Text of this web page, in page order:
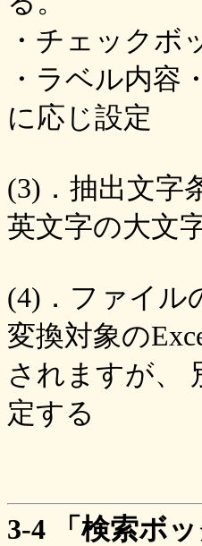
・チェックボ
・ラベル内容
に応じ設定
(3)．抽出文字
英文字の大文
(4)．ファイル
変換対象の
されますが、
定する
3-4 「検索ボ